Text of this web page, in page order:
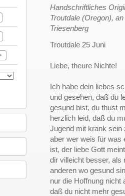
Handschriftliches
Troutdale (Oregon),
Triesenberg
Troutdale 25 Juni
Liebe, theure Nichte!
Ich habe dein liebes
und gesehen, daß du
gesund bist, du thust
herzlich leid, daß du
Jugend mit krank sein
aber wer weis für was
ist, der liebe Gott
dir villeicht besser, als
anderen wo gesund
nur die Hoffnung nicht
daß du nicht mehr